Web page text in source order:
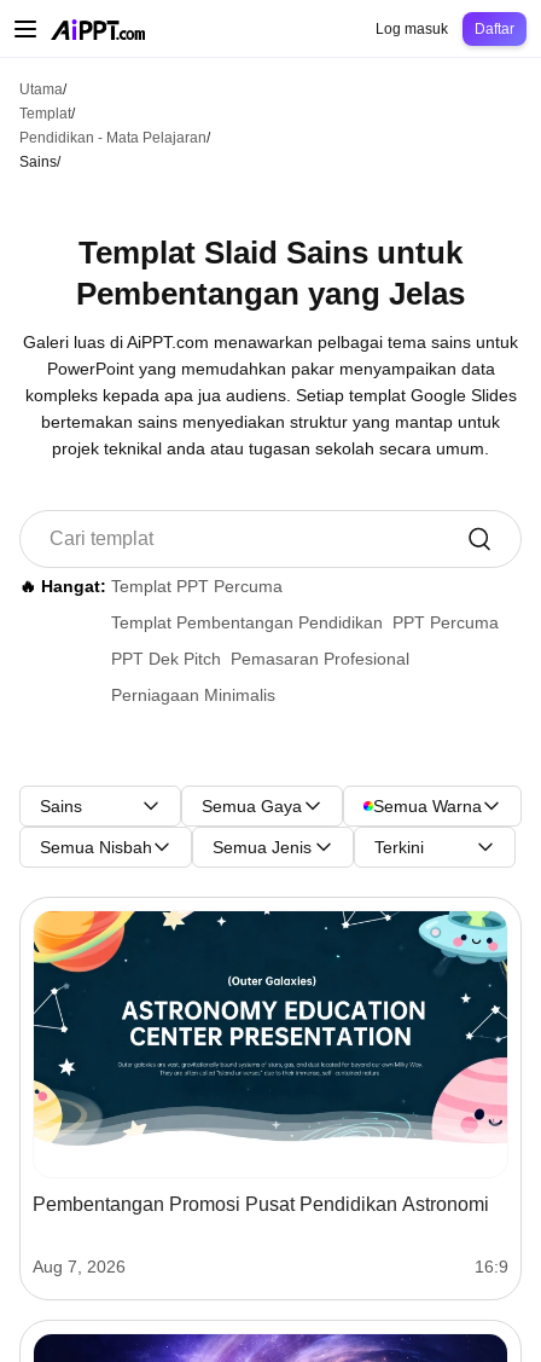
PendidikanGuru
Log masuk Daftar
Utama/
Templat/
Pendidikan - Mata Pelajaran/
Sains/
Templat Slaid Sains untuk
Pembentangan yang Jelas
Galeri luas di AiPPT.com menawarkan pelbagai tema sains untuk
PowerPoint yang memudahkan pakar menyampaikan data
kompleks kepada apa jua audiens. Setiap templat Google Slides
bertemakan sains menyediakan struktur yang mantap untuk
projek teknikal anda atau tugasan sekolah secara umum.
🔥 Hangat: Templat PPT Percuma
Templat Pembentangan Pendidikan
PPT Percuma
PPT Dek Pitch
Pemasaran Profesional
Perniagaan Minimalis
Sains Semua Gaya Semua Warna
Semua Nisbah Semua Jenis Terkini
Pembentangan Promosi Pusat Pendidikan Astronomi
Aug 7, 2026 16:9